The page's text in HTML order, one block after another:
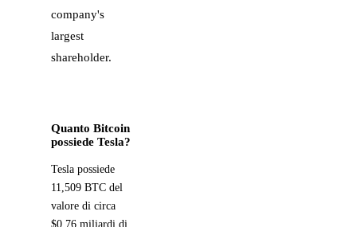
company's
largest
shareholder.
Quanto Bitcoin
possiede Tesla?
Tesla possiede
11,509 BTC del
valore di circa
$0.76 miliardi di